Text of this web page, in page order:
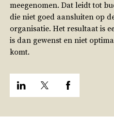
meegenomen. Dat leidt tot
die niet goed aansluiten op
organisatie. Het resultaat is
is dan gewenst en niet
komt.